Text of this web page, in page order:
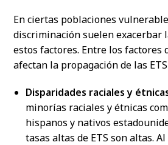
En ciertas poblaciones
discriminación suelen exacerbar
estos factores. Entre los factores
afectan la propagación de las
Disparidades raciales y
minorías raciales y étnicas
hispanos y nativos
tasas altas de ETS son altas.